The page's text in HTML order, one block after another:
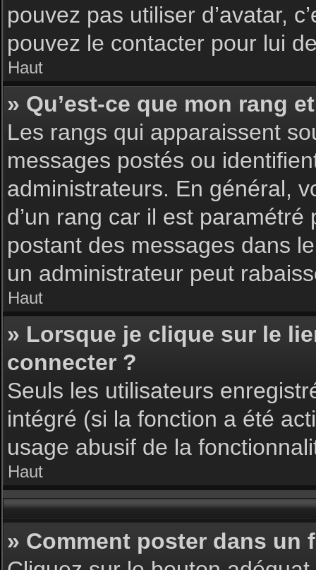
pouvez pas utiliser d’avatar,
pouvez le contacter pour lui
Haut
» Qu’est-ce que mon rang
Les rangs qui apparaissent
messages postés ou
administrateurs. En général,
d’un rang car il est
postant des messages dans
un administrateur peut
Haut
» Lorsque je clique sur le
connecter ?
Seuls les utilisateurs
intégré (si la fonction a été
usage abusif de la
Haut
» Comment poster dans un